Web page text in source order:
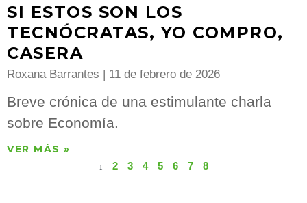
SI ESTOS SON LOS
TECNÓCRATAS, YO COMPRO,
CASERA
Roxana Barrantes 11 de febrero de 2026
Breve crónica de una estimulante charla
sobre Economía.
VER MÁS »
1 2 3 4 5 6 7 8